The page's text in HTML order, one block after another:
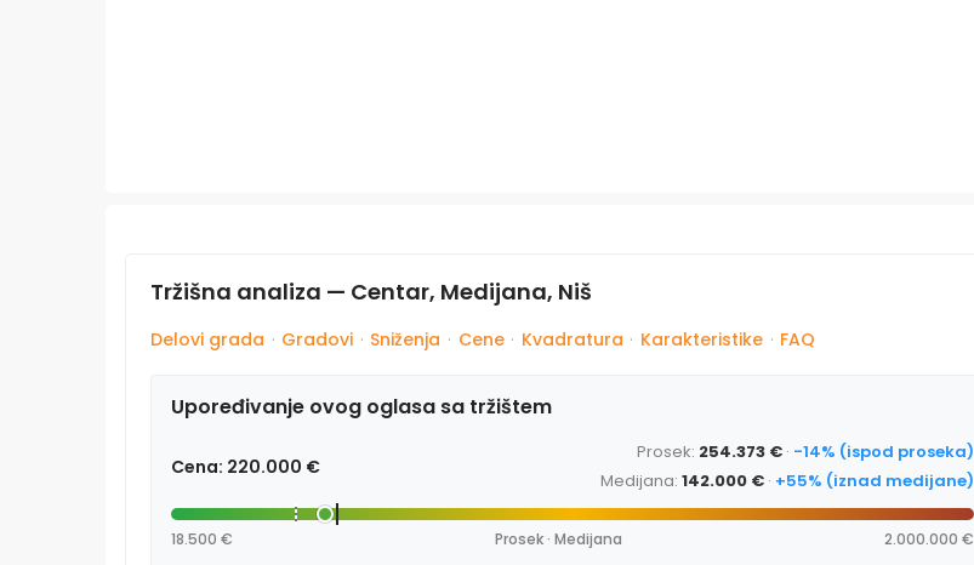
Tržišna analiza — Centar, Medijana, Niš
Delovi grada · Gradovi · Sniženja · Cene · Kvadratura · Karakteristike · FAQ
Upoređivanje ovog oglasa sa tržištem
Cena: 220.000 €
Prosek: 254.373 € · -14% (ispod proseka)
Medijana: 142.000 € · +55% (iznad medijane)
18.500 € Prosek · Medijana 2.000.000 €